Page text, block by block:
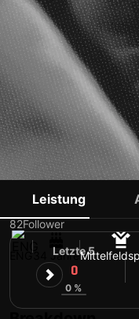
JACK
82Follower
34 Jahre
Leistung
Letzte 5
0
0 %